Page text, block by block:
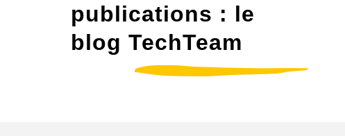
publications : le
blog TechTeam